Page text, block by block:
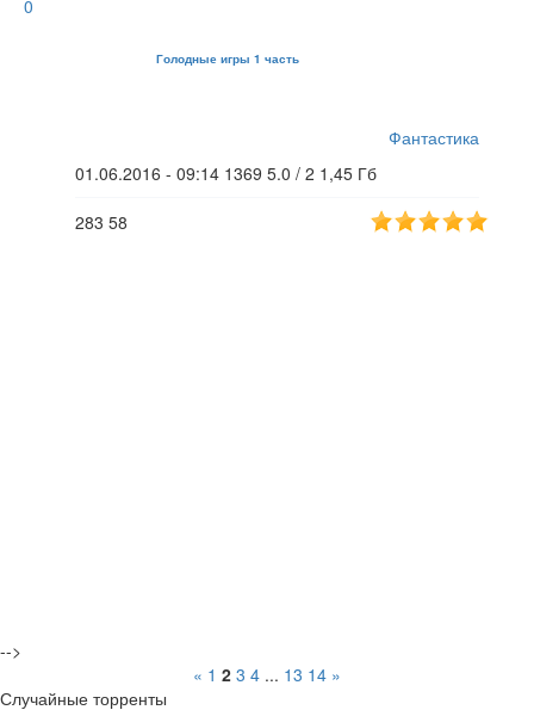
0
Голодные игры 1 часть
Фантастика
01.06.2016 - 09:14 1369 5.0 / 2 1,45 Гб
283 58
-->
« 1 2 3 4 ... 13 14 »
Случайные торренты